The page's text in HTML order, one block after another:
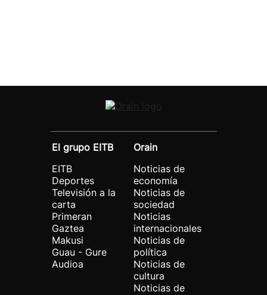
El grupo EITB
EITB
Deportes
Televisión a la
carta
Primeran
Gaztea
Makusi
Guau - Gure
Audioa
Orain
Noticias de
economía
Noticias de
sociedad
Noticias
internacionales
Noticias de
política
Noticias de
cultura
Noticias de